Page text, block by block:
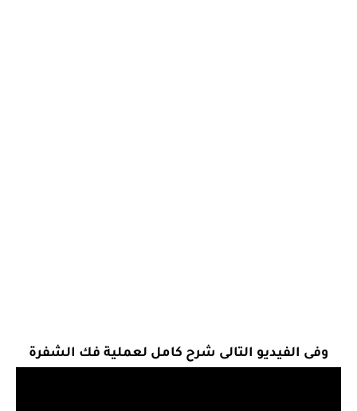
وفى الفيديو التالى شرح كامل لعملية فك الشفرة